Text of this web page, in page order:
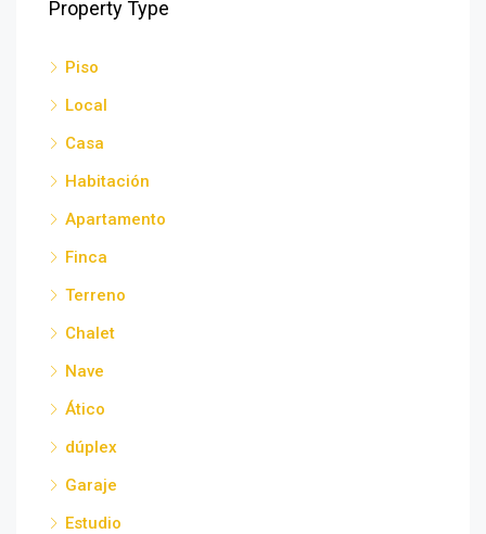
Property Type
Piso
Local
Casa
Habitación
Apartamento
Finca
Terreno
Chalet
Nave
Ático
dúplex
Garaje
Estudio